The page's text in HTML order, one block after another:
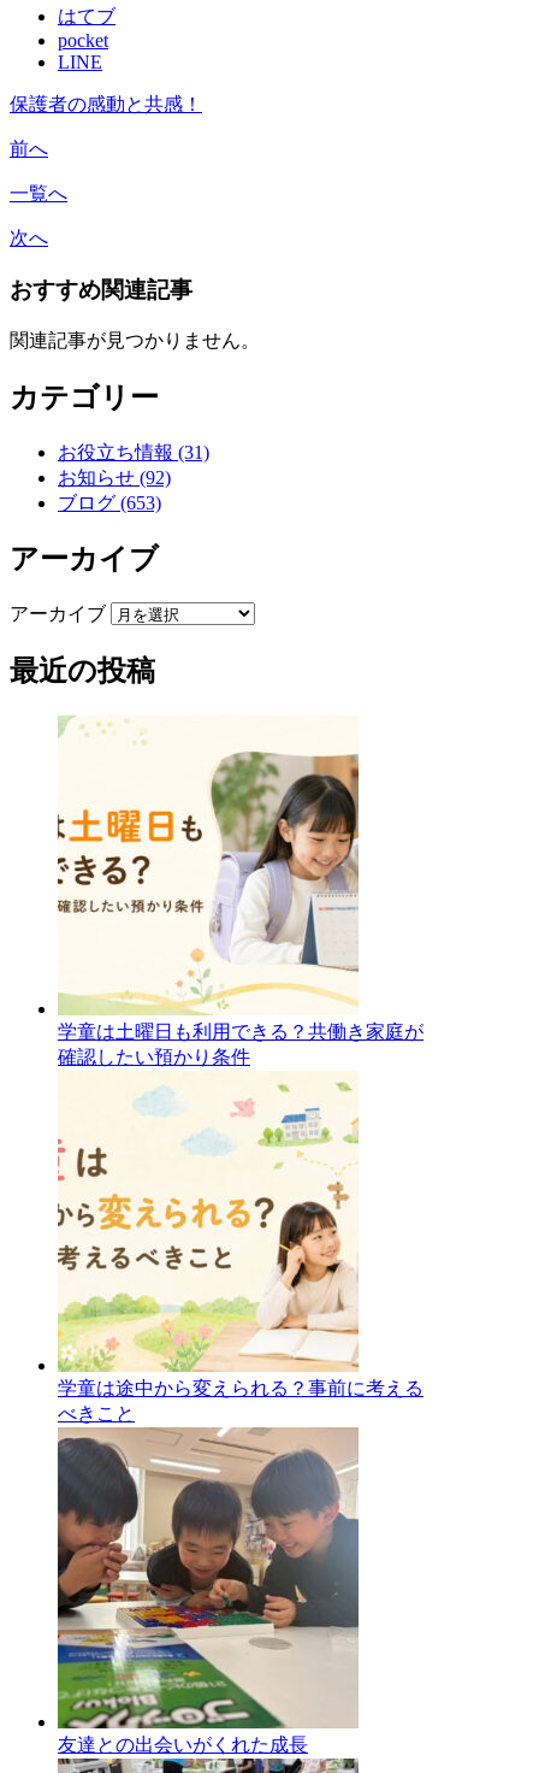
はてブ
pocket
LINE
保護者の感動と共感！
前へ
一覧へ
次へ
おすすめ関連記事
関連記事が見つかりません。
カテゴリー
お役立ち情報 (31)
お知らせ (92)
ブログ (653)
アーカイブ
アーカイブ
最近の投稿
学童は土曜日も利用できる？共働き家庭が
確認したい預かり条件
学童は途中から変えられる？事前に考える
べきこと
友達との出会いがくれた成長